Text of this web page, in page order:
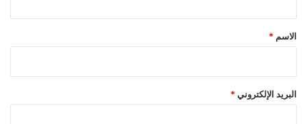
*
الاسم *
البريد الإلكتروني *